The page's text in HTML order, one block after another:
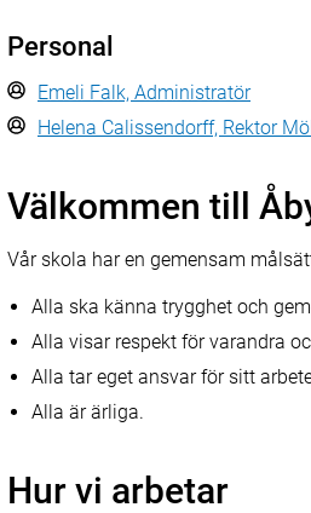
Personal
Emeli Falk, Administratör
Helena Calissendorff, Rektor
Välkommen till
Vår skola har en gemensam
Alla ska känna trygghet och
Alla visar respekt för varandra
Alla tar eget ansvar för sitt
Alla är ärliga.
Hur vi arbetar